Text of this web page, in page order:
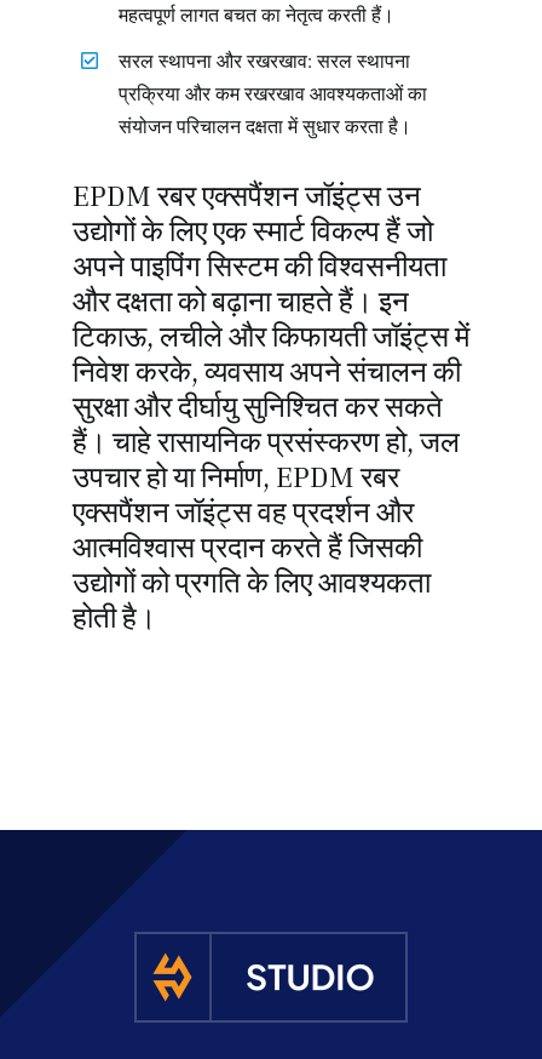
महत्वपूर्ण लागत बचत का नेतृत्व करती हैं।
सरल स्थापना और रखरखाव: सरल स्थापना
प्रक्रिया और कम रखरखाव आवश्यकताओं का
संयोजन परिचालन दक्षता में सुधार करता है।
EPDM रबर एक्सपैंशन जॉइंट्स उन
उद्योगों के लिए एक स्मार्ट विकल्प हैं जो
अपने पाइपिंग सिस्टम की विश्वसनीयता
और दक्षता को बढ़ाना चाहते हैं। इन
टिकाऊ, लचीले और किफायती जॉइंट्स में
निवेश करके, व्यवसाय अपने संचालन की
सुरक्षा और दीर्घायु सुनिश्चित कर सकते
हैं। चाहे रासायनिक प्रसंस्करण हो, जल
उपचार हो या निर्माण, EPDM रबर
एक्सपैंशन जॉइंट्स वह प्रदर्शन और
आत्मविश्वास प्रदान करते हैं जिसकी
उद्योगों को प्रगति के लिए आवश्यकता
होती है।